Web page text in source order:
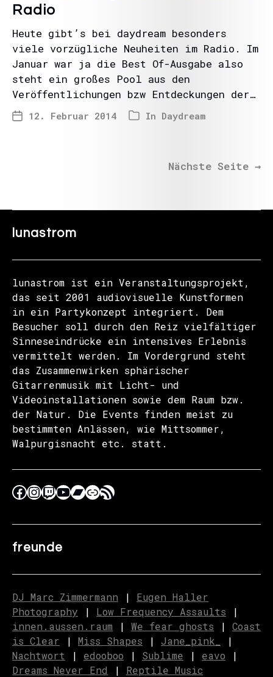
Radio
Heute gibt’s bei daydream besonders
viele vorzügliche Neuheiten im Radio. Im
Januar war ja die Best Of-Ausgabe also
steht ein großes Pool aus den
Veröffentlichungen bzw Entdeckungen der…
12. Februar 2014 In Daydream
Nächste Seite →
lunastrom
lunastrom ist ein Veranstaltungsprojekt,
das seit 2001 audiovisuelle Kunstformen
in ein Partykonzept integriert. Dem
Besucher soll durch den Reiz vielfältiger
Sinneseindrücke ein intensives Erlebnis
vermittelt werden. Im Vordergrund steht
das Zusammenwirken sphärischer
Gitarrenmusik mit Licht- und
Videoinstallationen sowie dem Raum bzw.
der Natur. Die Events finden meist zu
bestimmten Anlässen, wie Mittsommer,
Walpurgisnacht etc. statt.
freunde
DJ Marc Zimmermann | Eugen Haller
Photography | Low Frequency Assaults |
innen.aussen.raum | We fear ghosts | Coast
is Clear | Miss Shapes | Jane_pink_
|
Nachtwort | edooboo | Sublime | eavo |
Dreams Never End | Reptile Music